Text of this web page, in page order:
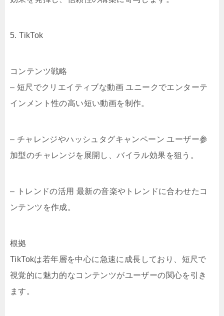
5. TikTok
コンテンツ戦略
– 短尺でクリエイティブな動画 ユニークでエンターテ
インメント性の高い短い動画を制作。
– チャレンジやハッシュタグキャンペーン ユーザー参
加型のチャレンジを展開し、バイラル効果を狙う。
– トレンドの活用 最新の音楽やトレンドに合わせたコ
ンテンツを作成。
根拠
TikTokは若年層を中心に急速に成長しており、短尺で
視覚的に魅力的なコンテンツがユーザーの関心を引き
ます。